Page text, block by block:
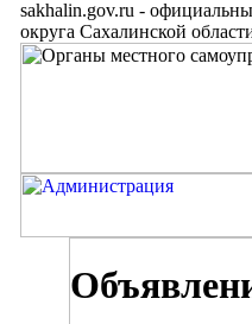
sakhalin.gov.ru -
округа Сахалинской